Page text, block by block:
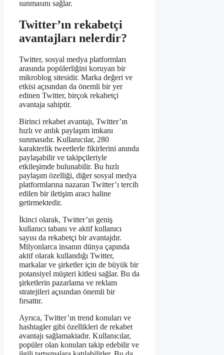
sunmasını sağlar.
Twitter’ın rekabetçi
avantajları nelerdir?
Twitter, sosyal medya platformları
arasında popülerliğini koruyan bir
mikroblog sitesidir. Marka değeri ve
etkisi açısından da önemli bir yer
edinen Twitter, birçok rekabetçi
avantaja sahiptir.
Birinci rekabet avantajı, Twitter’ın
hızlı ve anlık paylaşım imkanı
sunmasıdır. Kullanıcılar, 280
karakterlik tweetlerle fikirlerini anında
paylaşabilir ve takipçileriyle
etkileşimde bulunabilir. Bu hızlı
paylaşım özelliği, diğer sosyal medya
platformlarına nazaran Twitter’ı tercih
edilen bir iletişim aracı haline
getirmektedir.
İkinci olarak, Twitter’ın geniş
kullanıcı tabanı ve aktif kullanıcı
sayısı da rekabetçi bir avantajdır.
Milyonlarca insanın dünya çapında
aktif olarak kullandığı Twitter,
markalar ve şirketler için de büyük bir
potansiyel müşteri kitlesi sağlar. Bu da
şirketlerin pazarlama ve reklam
stratejileri açısından önemli bir
fırsattır.
Ayrıca, Twitter’ın trend konuları ve
hashtagler gibi özellikleri de rekabet
avantajı sağlamaktadır. Kullanıcılar,
popüler olan konuları takip edebilir ve